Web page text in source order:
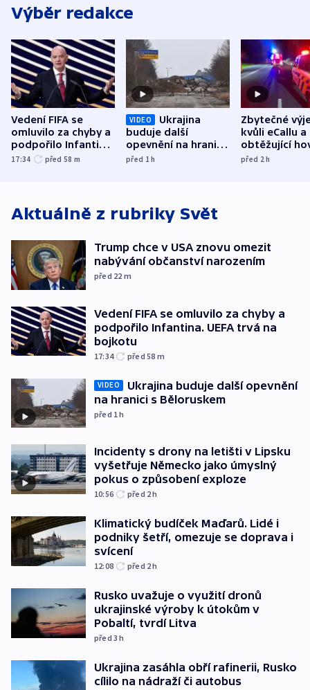
Výběr redakce
Vedení FIFA se
omluvilo za chyby a
podpořilo Infantina.
UEFA trvá na
17:34 před 58 m
VIDEO
Ukrajina
buduje další
opevnění na hranici
s Běloruskem
před 1h
Zbytečné
kvůli eCallu a
obtěžující
zdržují
před 2h
Aktuálně z rubriky Svět
Trump chce v USA znovu omezit
nabývání občanství narozením
před 22 m
Vedení FIFA se omluvilo za chyby a
podpořilo Infantina. UEFA trvá na
bojkotu
17:34 před 58 m
VIDEO
Ukrajina buduje další opevnění
na hranici s Běloruskem
před 1h
Incidenty s drony na letišti v Lipsku
vyšetřuje Německo jako úmyslný
pokus o způsobení exploze
10:56 před 2h
Klimatický budíček Maďarů. Lidé i
podniky šetří, omezuje se doprava i
svícení
12:08 před 2h
Rusko uvažuje o využití dronů
ukrajinské výroby k útokům v
Pobaltí, tvrdí Litva
před 3h
Ukrajina zasáhla obří rafinerii, Rusko
cílilo na nádraží či autobus